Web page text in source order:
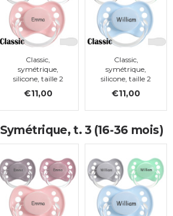
Classic,
symétrique,
silicone, taille 2
€11,00
Classic,
symétrique,
silicone, taille 2
€11,00
Symétrique, t. 3 (16-36 mois)